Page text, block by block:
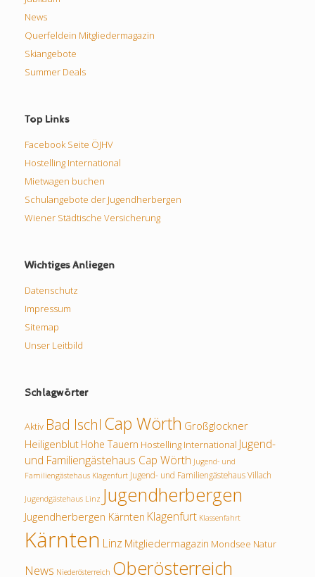
News
Querfeldein Mitgliedermagazin
Skiangebote
Summer Deals
Top Links
Facebook Seite ÖJHV
Hostelling International
Mietwagen buchen
Schulangebote der Jugendherbergen
Wiener Städtische Versicherung
Wichtiges Anliegen
Datenschutz
Impressum
Sitemap
Unser Leitbild
Schlagwörter
Aktiv Bad Ischl Cap Wörth Großglockner
Heiligenblut Hohe Tauern Hostelling International Jugend-
und Familiengästehaus Cap Wörth Jugend- und
Familiengästehaus Klagenfurt Jugend- und Familiengästehaus Villach
Jugendgästehaus Linz Jugendherbergen
Jugendherbergen Kärnten Klagenfurt Klassenfahrt
Kärnten Linz Mitgliedermagazin Mondsee Natur
News Niederösterreich Oberösterreich